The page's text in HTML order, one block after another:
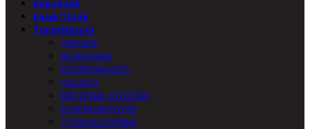
Képzések
Kajak Túrák
Túraválasztó
TENGER
KEZDÉSNEK
KÖZÉPHALADÓ
HALADÓ
KÉPZÉSEK, EDZÉSEK
EGYÉNI OKTATÁS
TÚRAHELYSZÍNEK